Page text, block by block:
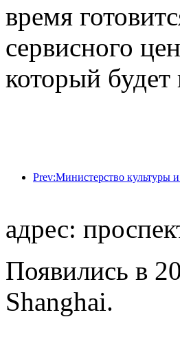
время
сервисного
который будет
адрес:
Появились в
Shanghai.